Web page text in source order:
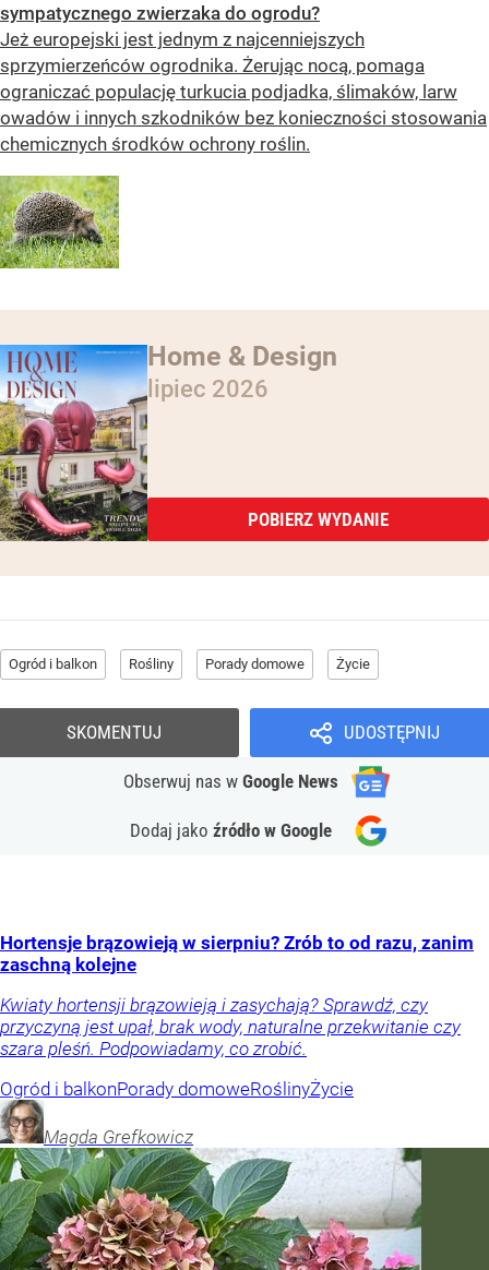
sympatycznego zwierzaka do ogrodu?
Jeż europejski jest jednym z najcenniejszych
sprzymierzeńców ogrodnika. Żerując nocą, pomaga
ograniczać populację turkucia podjadka, ślimaków, larw
owadów i innych szkodników bez konieczności stosowania
chemicznych środków ochrony roślin.
Home & Design
lipiec 2026
POBIERZ WYDANIE
Ogród i balkon Rośliny Porady domowe Życie
UDOSTĘPNIJ
Obserwuj nas w Google News
Dodaj jako źródło w Google
SKOMENTUJ
Hortensje brązowieją w sierpniu? Zrób to od razu, zanim
zaschną kolejne
Kwiaty hortensji brązowieją i zasychają? Sprawdź, czy
przyczyną jest upał, brak wody, naturalne przekwitanie czy
szara pleśń. Podpowiadamy, co zrobić.
Ogród i balkonPorady domoweRoślinyŻycie
Magda Grefkowicz